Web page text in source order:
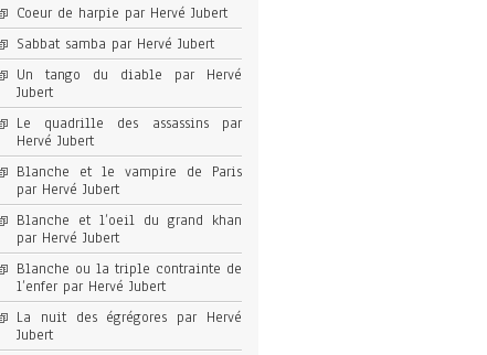
Coeur de harpie par Hervé Jubert
Sabbat samba par Hervé Jubert
Un tango du diable par Hervé
Jubert
Le quadrille des assassins par
Hervé Jubert
Blanche et le vampire de Paris
par Hervé Jubert
Blanche et l’oeil du grand khan
par Hervé Jubert
Blanche ou la triple contrainte de
l’enfer par Hervé Jubert
La nuit des égrégores par Hervé
Jubert